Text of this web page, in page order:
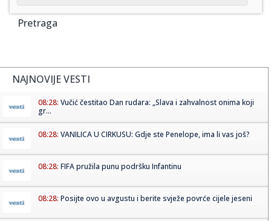
Pretraga
NAJNOVIJE VESTI
08:28: Vučić čestitao Dan rudara: „Slava i zahvalnost onima koji
gr...
08:28: VANILICA U CIRKUSU: Gdje ste Penelope, ima li vas još?
08:28: FIFA pružila punu podršku Infantinu
08:28: Posijte ovo u avgustu i berite svježe povrće cijele jeseni